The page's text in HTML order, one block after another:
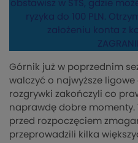
obstawisz w STS, gdzie
ryzyka do 100 PLN.
założeniu konta z
Górnik już w poprzednim
walczyć o najwyższe ligowe
rozgrywki zakończyli co
naprawdę dobre
przed rozpoczęciem
przeprowadzili kilka